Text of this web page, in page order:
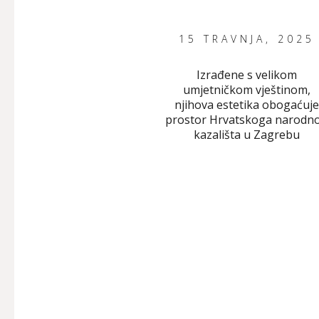
15 TRAVNJA, 2025
Izrađene s velikom
umjetničkom vještinom,
njihova estetika obogaćuje
prostor Hrvatskoga
kazališta u Zagrebu